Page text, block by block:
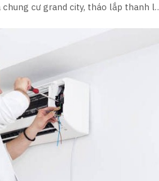
chung cư grand city, tháo lắp thanh lý